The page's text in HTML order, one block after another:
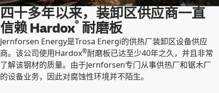
四十多年以来，装卸区供应商一直
信赖 Hardox® 耐磨板
Jernforsen Energy是Trosa Energi的供热厂装卸区设备供应
商。该公司使用Hardox®耐磨板已达至少40年之久，并且非常
了解该钢材的质量。由于Jernforsen专门从事供热厂和锯木厂
的设备业务，因此对腐蚀性环境并不陌生。